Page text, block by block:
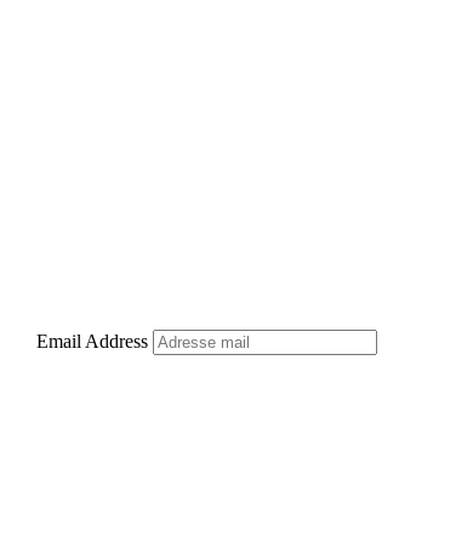
Email Address